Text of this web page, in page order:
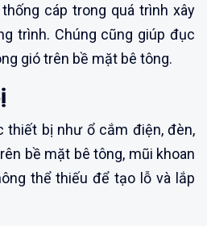
cáp trong quá trình xây
trình. Chúng cũng giúp đục
gió trên bề mặt bê tông.
thiết bị như ổ cắm điện, đèn,
bề mặt bê tông, mũi khoan
thể thiếu để tạo lỗ và lắp